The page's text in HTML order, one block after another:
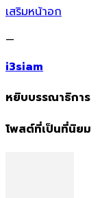
เสริมหน้าอก
—
i3siam
หยิบบรรณาธิการ
โพสต์ที่เป็นที่นิยม